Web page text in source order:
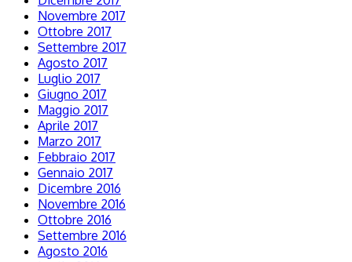
Novembre 2017
Ottobre 2017
Settembre 2017
Agosto 2017
Luglio 2017
Giugno 2017
Maggio 2017
Aprile 2017
Marzo 2017
Febbraio 2017
Gennaio 2017
Dicembre 2016
Novembre 2016
Ottobre 2016
Settembre 2016
Agosto 2016